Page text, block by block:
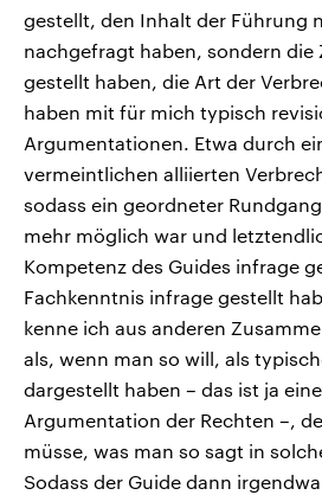
gestellt, den Inhalt der Führung
nachgefragt haben, sondern die
gestellt haben, die Art der
haben mit für mich typisch
Argumentationen. Etwa durch
vermeintlichen alliierten
sodass ein geordneter
mehr möglich war und
Kompetenz des Guides infrage
Fachkenntnis infrage gestellt
kenne ich aus anderen
als, wenn man so will, als
dargestellt haben – das ist ja
Argumentation der Rechten –,
müsse, was man so sagt in
Sodass der Guide dann